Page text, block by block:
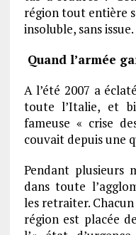
région tout entière
insoluble, sans issue.
Quand l’armée
A l’été 2007 a
toute l’Italie, et
fameuse « crise
couvait depuis une
Pendant plusieurs
dans toute
les retraiter.
région est placée